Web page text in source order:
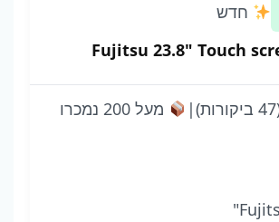
חדש
Fujitsu 23.8" Touch screen
| מעל 200 נמכרו